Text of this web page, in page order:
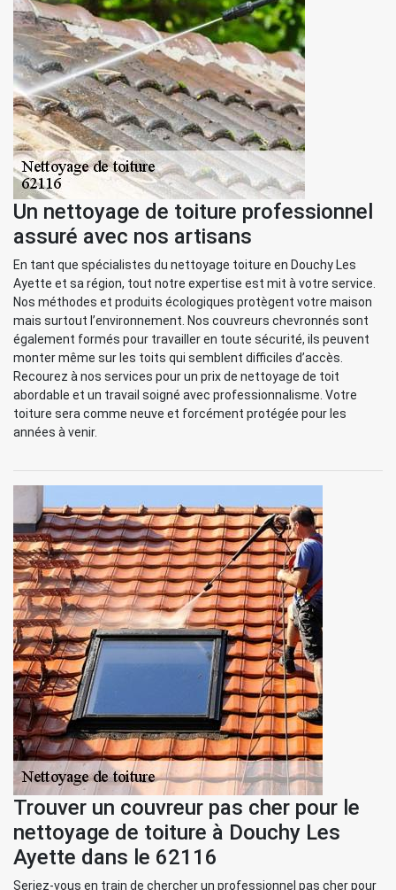
Un nettoyage de toiture professionnel
assuré avec nos artisans
En tant que spécialistes du nettoyage toiture en Douchy Les
Ayette et sa région, tout notre expertise est mit à votre service.
Nos méthodes et produits écologiques protègent votre maison
mais surtout l’environnement. Nos couvreurs chevronnés sont
également formés pour travailler en toute sécurité, ils peuvent
monter même sur les toits qui semblent difficiles d’accès.
Recourez à nos services pour un prix de nettoyage de toit
abordable et un travail soigné avec professionnalisme. Votre
toiture sera comme neuve et forcément protégée pour les
années à venir.
Trouver un couvreur pas cher pour le
nettoyage de toiture à Douchy Les
Ayette dans le 62116
Seriez-vous en train de chercher un professionnel pas cher pour